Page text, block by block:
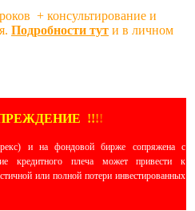
+ консультирование и
Подробности тут и в личном
!!!!
и на фондовой бирже сопряжена с
кредитного плеча может привести к
или полной потери инвестированных